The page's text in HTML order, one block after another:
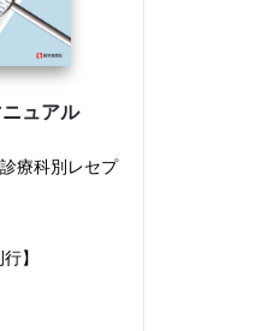
ニュアル
療科別レセプ
】